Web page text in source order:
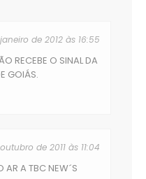
de 2011 às 11:04
AR A TBC NEW´S
de 2012 às 16:55
RECEBE O SINAL DA
GOIÁS.